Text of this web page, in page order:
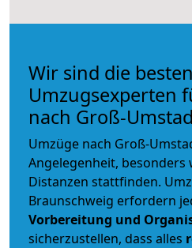
Wir sind die besten
Umzugsexperten
nach Groß-
Umzüge nach Groß-
Angelegenheit, besonders
Distanzen stattfinden.
Braunschweig erfordern
Vorbereitung und
sicherzustellen, dass alles